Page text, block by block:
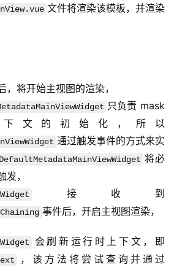
文件将渲染该模板，并渲染
，将开始主视图的渲染，
只负责 mask
通过触发事件的方式来实
DefaultMetadataMainViewWidget 将必
，
事件后，开启主视图渲染，